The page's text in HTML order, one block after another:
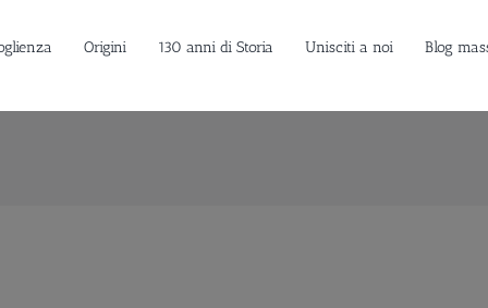
Origini 130 anni di Storia Unisciti a noi Blog